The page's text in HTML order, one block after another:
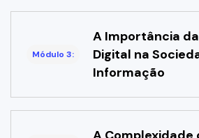
Módulo 3:
A Importância
Digital na
Informação